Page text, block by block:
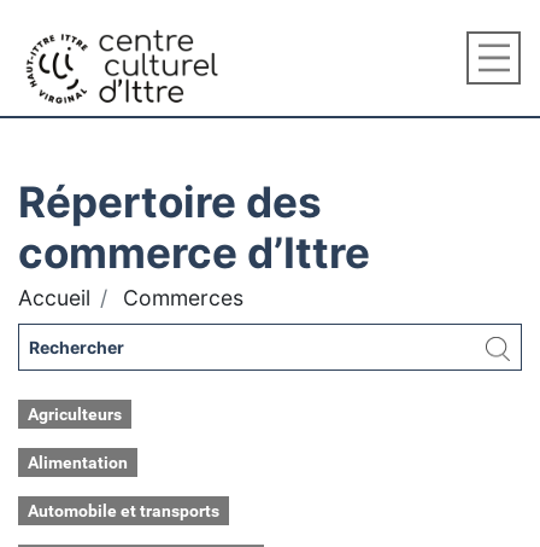
Répertoire des
commerce d’Ittre
Accueil Commerces
Agriculteurs
Alimentation
Automobile et transports